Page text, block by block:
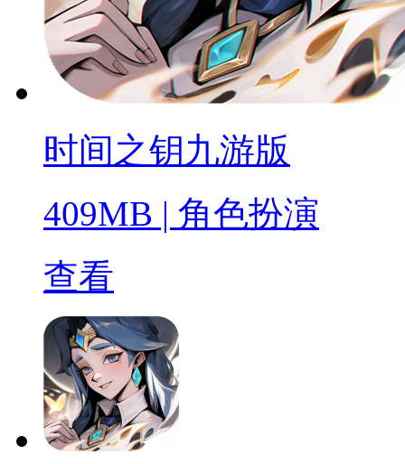
时间之钥九游版
409MB | 角色扮演
查看